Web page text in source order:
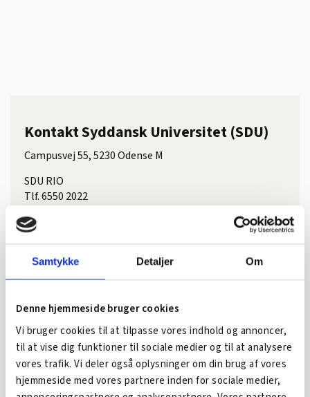
Samtykke Detaljer Om
Denne hjemmeside bruger cookies
Vi bruger cookies til at tilpasse vores indhold og annoncer,
til at vise dig funktioner til sociale medier og til at analysere
vores trafik. Vi deler også oplysninger om din brug af vores
hjemmeside med vores partnere inden for sociale medier,
Kontakt Syddansk Universitet (SDU)
Campusvej 55, 5230 Odense M
SDU RIO
Tlf. 6550 2022
Har du spørgsmål?
Så kontakt ArbejdskraftAlliancens lokale partner i
Holbæk, erhvervskonsulentNiels Nielsen fra Holbæk
Erhvervsforum.
Tlf. 3066 1411